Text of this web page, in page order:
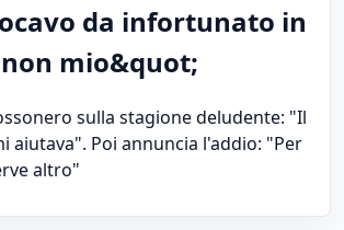
da infortunato in
mio&quot;
sulla stagione deludente: "Il
aiutava". Poi annuncia l'addio: "Per
altro"